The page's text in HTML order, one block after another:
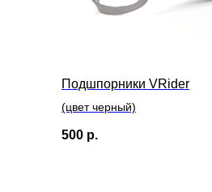
Подшпорники VRider
(цвет черный)
500 р.